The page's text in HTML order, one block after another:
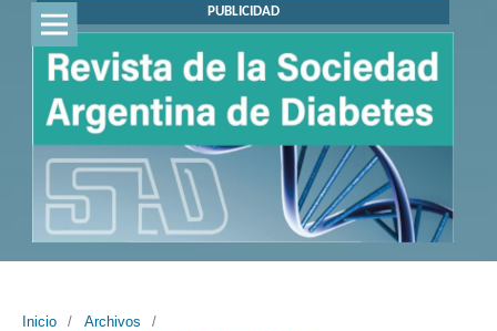
PUBLICIDAD
Inicio / Archivos
/